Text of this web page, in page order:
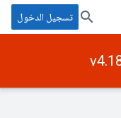
تسجيل الدخول